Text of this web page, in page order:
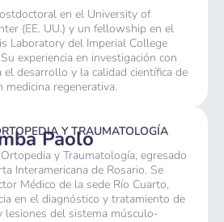
en el University of
(EE. UU.) y un fellowship en el
Laboratory del Imperial College
experiencia en investigación con
desarrollo y la calidad científica de
regenerativa.
Y TRAUMATOLOGÍA
Paolo
y Traumatología, egresado
Interamericana de Rosario. Se
Médico de la sede Río Cuarto,
en el diagnóstico y tratamiento de
lesiones del sistema músculo-